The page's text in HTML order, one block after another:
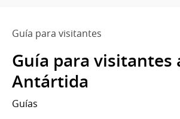
Guía para visitantes
Guía para visitantes
Antártida
Guías